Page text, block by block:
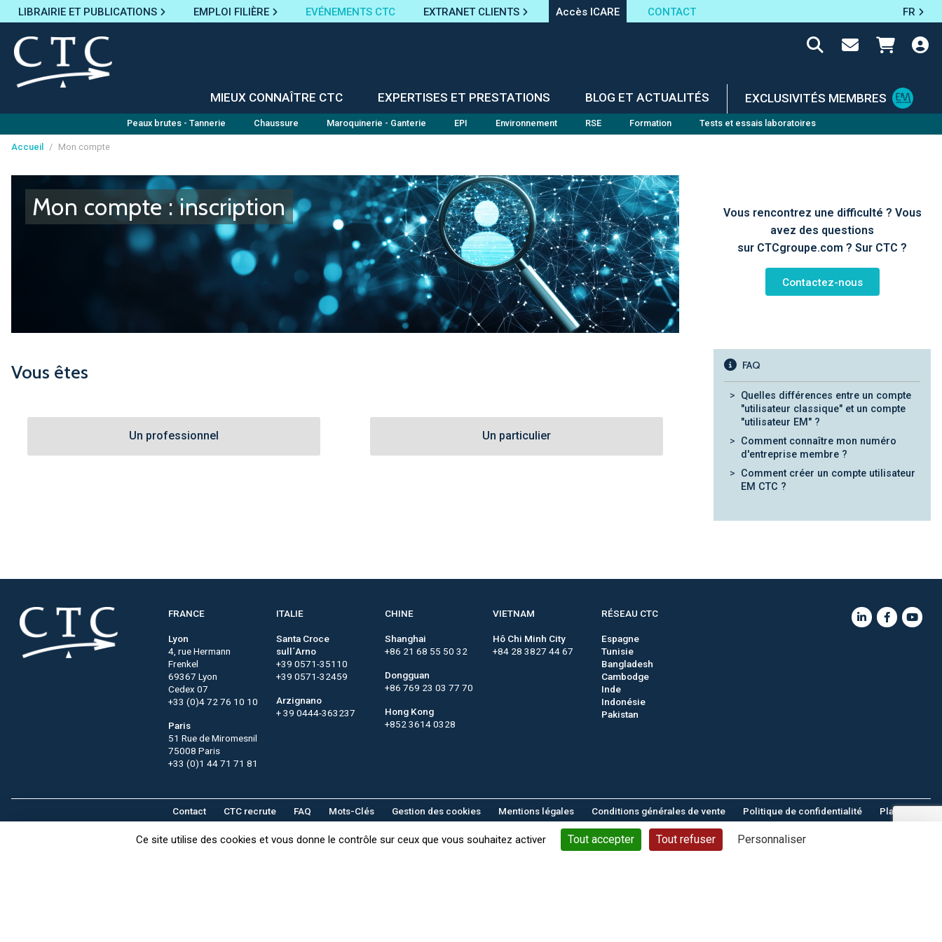
Panneau de gestion des cookies
Ce site utilise des cookies et vous donne le contrôle sur ceux que vous souhaitez activer Tout accepter Tout refuser Personnaliser
LIBRAIRIE ET PUBLICATIONS EMPLOI FILIÈRE EVÉNEMENTS CTC EXTRANET CLIENTS Accès ICARE CONTACT FR
MIEUX CONNAÎTRE CTC EXPERTISES ET PRESTATIONS BLOG ET ACTUALITÉS EXCLUSIVITÉS MEMBRES
Peaux brutes - Tannerie Chaussure Maroquinerie - Ganterie EPI Environnement RSE Formation Tests et essais laboratoires
Accueil / Mon compte
Mon compte : inscription
Vous êtes
Un professionnel Un particulier
Vous rencontrez une difficulté ? Vous
avez des questions
sur CTCgroupe.com ? Sur CTC ?
Contactez-nous
FAQ
Quelles différences entre un compte
"utilisateur classique" et un compte
"utilisateur EM" ?
Comment connaître mon numéro
d'entreprise membre ?
Comment créer un compte utilisateur
EM CTC ?
FRANCE
Lyon
4, rue Hermann
Frenkel
69367 Lyon
Cedex 07
+33 (0)4 72 76 10 10
Paris
51 Rue de Miromesnil
75008 Paris
+33 (0)1 44 71 71 81
ITALIE
Santa Croce
sull´Arno
+39 0571-35110
+39 0571-32459
Arzignano
+ 39 0444-363237
CHINE
Shanghai
+86 21 68 55 50 32
Dongguan
+86 769 23 03 77 70
Hong Kong
+852 3614 0328
VIETNAM
Hô Chi Minh City
+84 28 3827 44 67
RÉSEAU CTC
Espagne
Tunisie
Bangladesh
Cambodge
Inde
Indonésie
Pakistan
Contact CTC recrute FAQ Mots-Clés Gestion des cookies Mentions légales Conditions générales de vente Politique de confidentialité
Plan du site